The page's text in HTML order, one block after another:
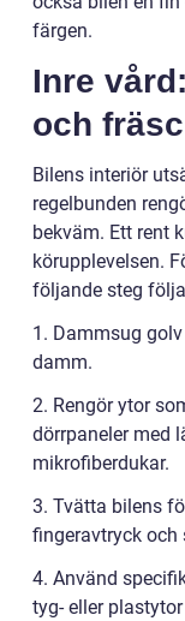
färgen.
Inre
och
Bilens interiör
regelbunden
bekväm. Ett rent
körupplevelsen.
följande steg
1. Dammsug
damm.
2. Rengör ytor
dörrpaneler med
mikrofiberdukar.
3. Tvätta bilens
fingeravtryck och
4. Använd
tyg- eller